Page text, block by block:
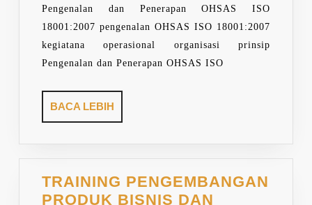
Pengenalan dan Penerapan OHSAS ISO
18001:2007 pengenalan OHSAS ISO 18001:2007
kegiatana operasional organisasi prinsip
Pengenalan dan Penerapan OHSAS ISO
BACA LEBIH
LEBIH
TRAINING PENGEMBANGAN
PRODUK BISNIS DAN